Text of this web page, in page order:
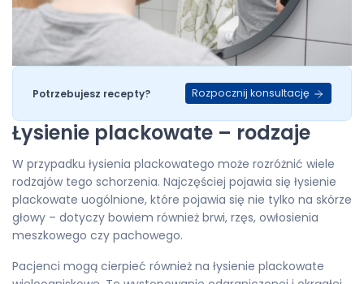
Potrzebujesz recepty? Rozpocznij konsultację
Łysienie plackowate – rodzaje
W przypadku łysienia plackowatego może rozróżnić wiele
rodzajów tego schorzenia. Najczęściej pojawia się łysienie
plackowate uogólnione, które pojawia się nie tylko na skórze
głowy – dotyczy bowiem również brwi, rzęs, owłosienia
meszkowego czy pachowego.
Pacjenci mogą cierpieć również na łysienie plackowate